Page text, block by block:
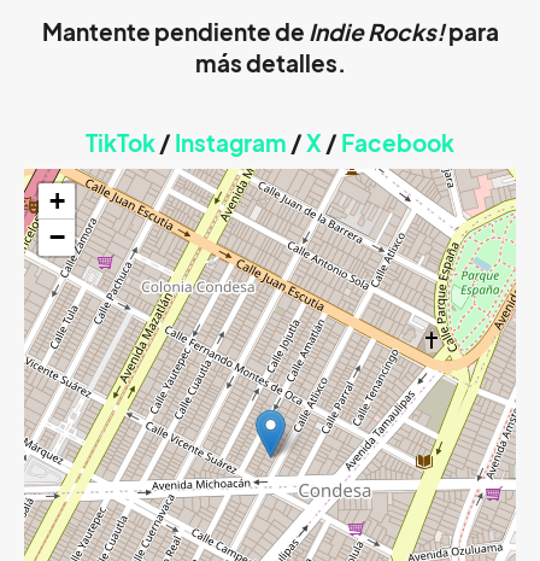
Mantente pendiente de Indie Rocks!para
más detalles.
TikTok/Instagram /X /Facebook
+
−